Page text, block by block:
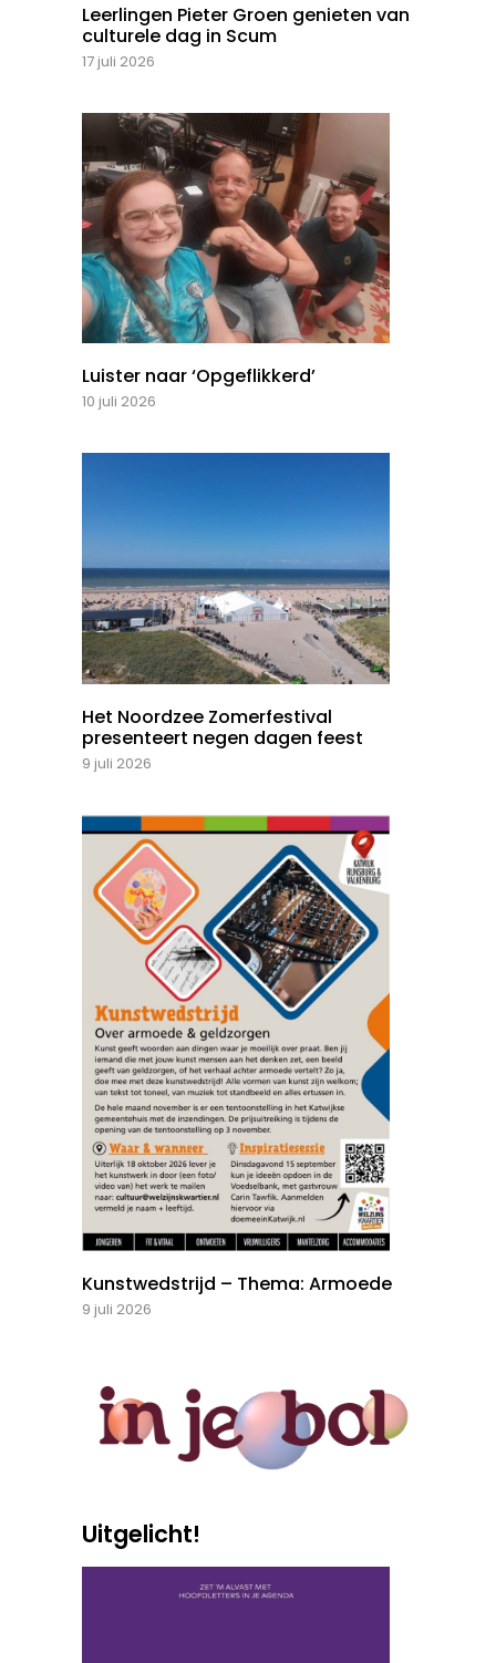
Leerlingen Pieter Groen genieten van
culturele dag in Scum
17 juli 2026
Luister naar ‘Opgeflikkerd’
10 juli 2026
Het Noordzee Zomerfestival
presenteert negen dagen feest
9 juli 2026
Kunstwedstrijd – Thema: Armoede
9 juli 2026
Uitgelicht!